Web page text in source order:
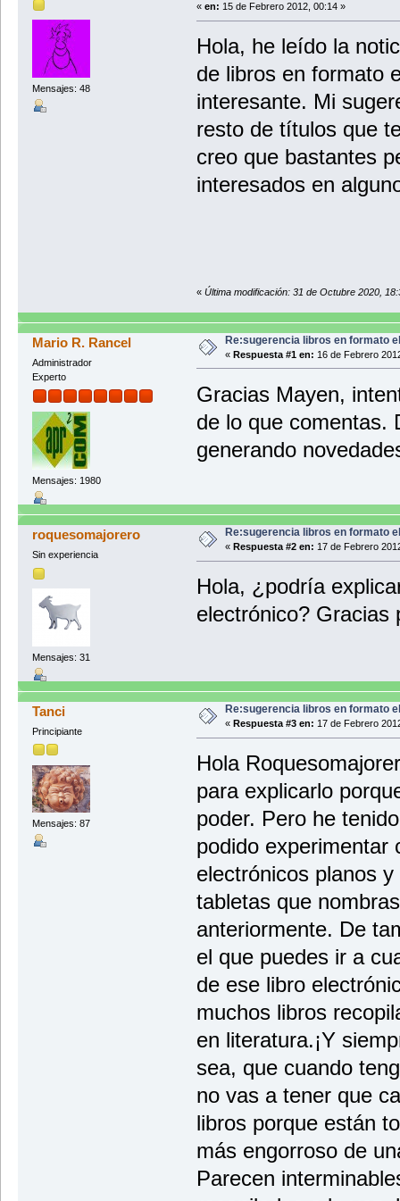
Mensajes: 48
« en: 15 de Febrero 2012, 00:14 »
Hola, he leído la
de libros en formato
interesante. Mi
resto de títulos que
creo que bastantes
interesados en
« Última modificación: 31 de Octubre 2020,
Mario R. Rancel
Administrador
Experto
Mensajes: 1980
Re:sugerencia libros en formato
« Respuesta #1 en: 16 de Febrero
Gracias Mayen,
de lo que comentas.
generando
roquesomajorero
Sin experiencia
Mensajes: 31
Re:sugerencia libros en formato
« Respuesta #2 en: 17 de Febrero
Hola, ¿podría
electrónico? Gracias
Tanci
Principiante
Mensajes: 87
Re:sugerencia libros en formato
« Respuesta #3 en: 17 de Febrero
Hola
para explicarlo
poder. Pero he
podido experimentar
electrónicos planos
tabletas que
anteriormente. De
el que puedes ir a
de ese libro
muchos libros
en literatura.¡Y
sea, que cuando
no vas a tener que
libros porque están
más engorroso de
Parecen